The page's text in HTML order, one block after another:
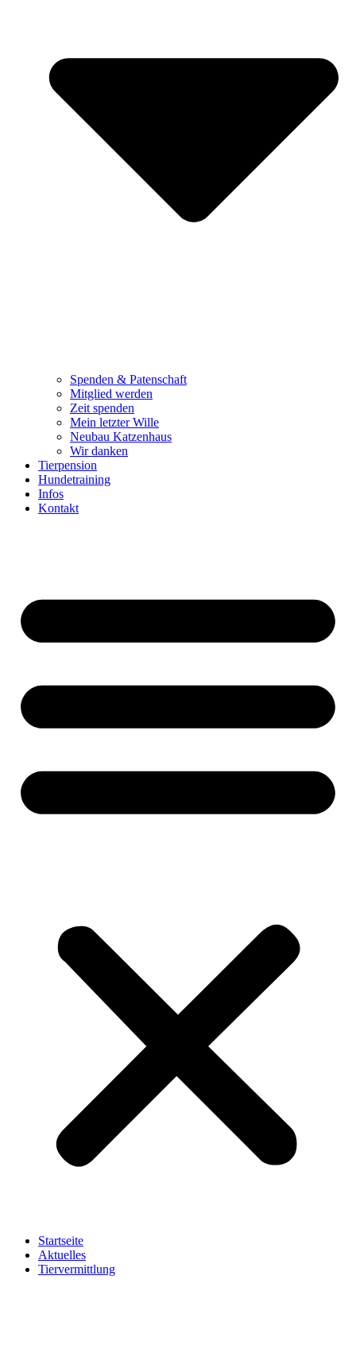
Spenden & Patenschaft
Mitglied werden
Zeit spenden
Mein letzter Wille
Neubau Katzenhaus
Wir danken
Tierpension
Hundetraining
Infos
Kontakt
Startseite
Aktuelles
Tiervermittlung